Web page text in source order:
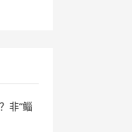
非“鲻